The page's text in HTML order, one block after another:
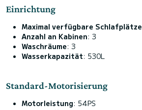
Einrichtung
Maximal verfügbare Schlafplätze
Anzahl an Kabinen: 3
Waschräume: 3
Wasserkapazität: 530L
Standard-Motorisierung
Motorleistung: 54PS